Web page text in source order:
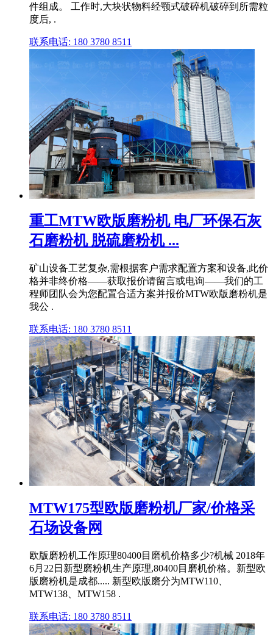
件组成。 工作时,大块状物料经颚式破碎机破碎到所需粒
度后, .
联系电话: 180 3780 8511
重工MTW欧版磨粉机 电厂环保石灰
石磨粉机 脱硫磨粉机 ...
矿山设备工艺复杂,需根据客户需求配置方案和设备,此价
格并非终价格——获取报价请留言或电询——我们的工
程师团队会为您配置合适方案并报价MTW欧版磨粉机是
我公 .
联系电话: 180 3780 8511
MTW175型欧版磨粉机厂家/价格采
石场设备网
欧版磨粉机工作原理80400目磨机价格多少?机械 2018年
6月22日新型磨粉机生产原理,80400目磨机价格。新型欧
版磨粉机是成都..... 新型欧版磨分为MTW110、
MTW138、MTW158 .
联系电话: 180 3780 8511